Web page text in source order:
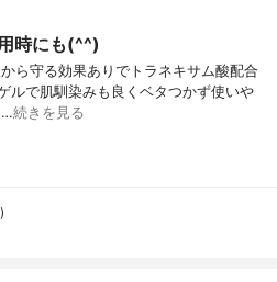
時にも(^^)
ら守る効果ありでトラネキサム酸配合
ルで肌馴染みも良くベタつかず使いや
…続きを見る